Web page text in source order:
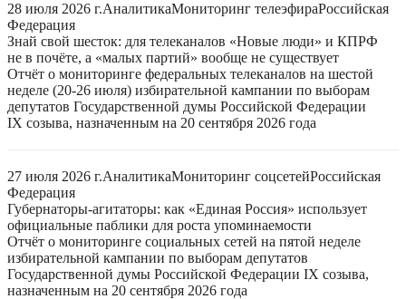
28 июля 2026 г.АналитикаМониторинг телеэфираРоссийская
Федерация
Знай свой шесток: для телеканалов «Новые люди» и КПРФ
не в почёте, а «малых партий» вообще не существует
Отчёт о мониторинге федеральных телеканалов на шестой
неделе (20-26 июля) избирательной кампании по выборам
депутатов Государственной думы Российской Федерации
IX созыва, назначенным на 20 сентября 2026 года
27 июля 2026 г.АналитикаМониторинг соцсетейРоссийская
Федерация
Губернаторы-агитаторы: как «Единая Россия» использует
официальные паблики для роста упоминаемости
Отчёт о мониторинге социальных сетей на пятой неделе
избирательной кампании по выборам депутатов
Государственной думы Российской Федерации IX созыва,
назначенным на 20 сентября 2026 года